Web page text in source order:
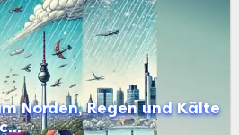
Salzdetfurth Bad Zwischenahn
Bassum
Beverstedt
Norden, Regen und Kälte